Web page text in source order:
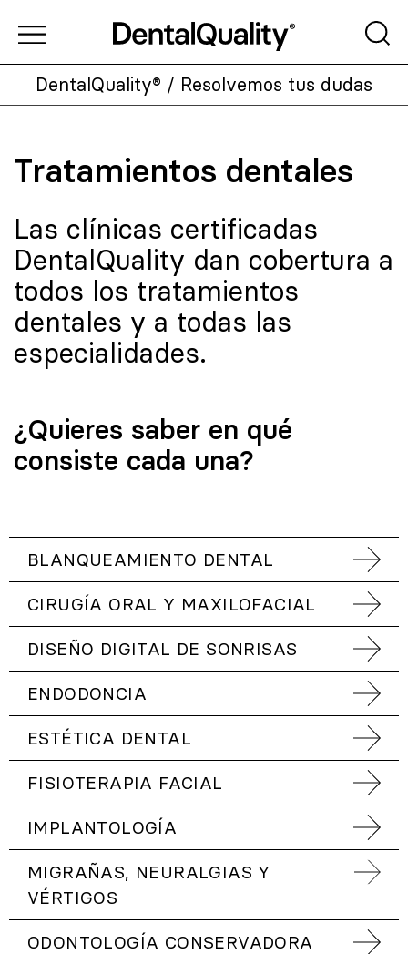
DentalQuality® / Resolvemos tus dudas
Tratamientos dentales
Las clínicas certificadas
DentalQuality dan cobertura a
todos los tratamientos
dentales y a todas las
especialidades.
¿Quieres saber en qué
consiste cada una?
BLANQUEAMIENTO DENTAL
CIRUGÍA ORAL Y MAXILOFACIAL
DISEÑO DIGITAL DE SONRISAS
ENDODONCIA
ESTÉTICA DENTAL
FISIOTERAPIA FACIAL
IMPLANTOLOGÍA
MIGRAÑAS, NEURALGIAS Y
VÉRTIGOS
ODONTOLOGÍA CONSERVADORA